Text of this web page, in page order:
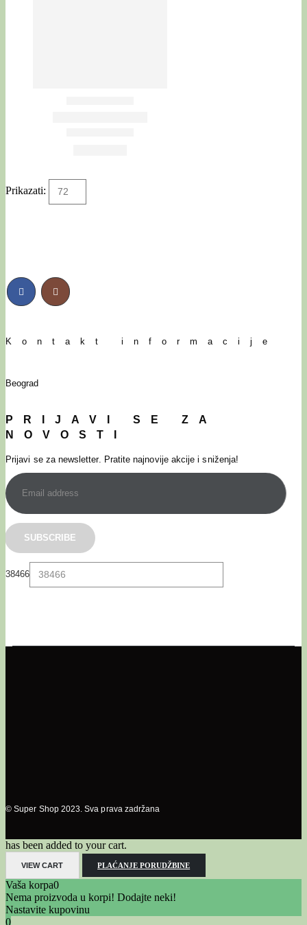
Prikazati:
Kontakt informacije
Beograd
PRIJAVI SE ZA
NOVOSTI
Prijavi se za newsletter. Pratite najnovije akcije i sniženja!
38466
© Super Shop 2023. Sva prava zadržana
has been added to your cart.
VIEW CART PLAĆANJE PORUDŽBINE
Vaša korpa0
Nema proizvoda u korpi! Dodajte neki!
Nastavite kupovinu
0